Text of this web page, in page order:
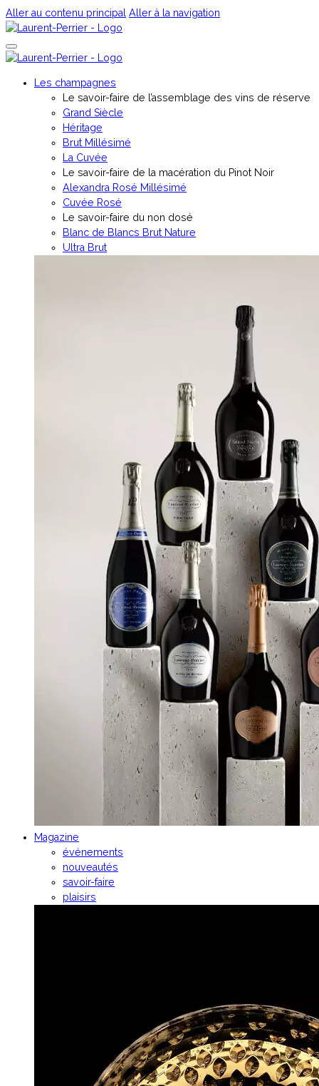
Aller au contenu principal Aller à la navigation
Les champagnes
Le savoir-faire de l’assemblage des vins de réserve
Grand Siècle
Héritage
Brut Millésimé
La Cuvée
Le savoir-faire de la macération du Pinot Noir
Alexandra Rosé Millésimé
Cuvée Rosé
⁠Le savoir-faire du non dosé
Blanc de Blancs Brut Nature
Ultra Brut
Magazine
événements
nouveautés
savoir-faire
plaisirs